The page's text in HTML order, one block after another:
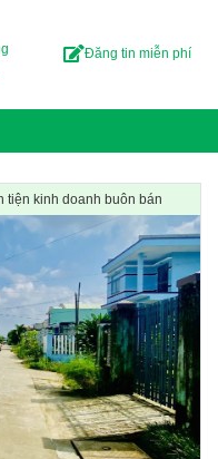
Đăng tin miễn phí
tiện kinh doanh buôn bán